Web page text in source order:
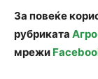
За повеќе
рубриката
мрежи